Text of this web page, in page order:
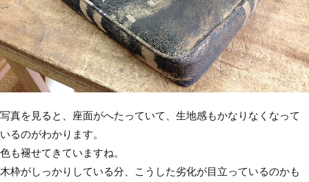
写真を見ると、座面がへたっていて、生地感もかなりなくなって
いるのがわかります。
色も褪せてきていますね。
木枠がしっかりしている分、こうした劣化が目立っているのかも